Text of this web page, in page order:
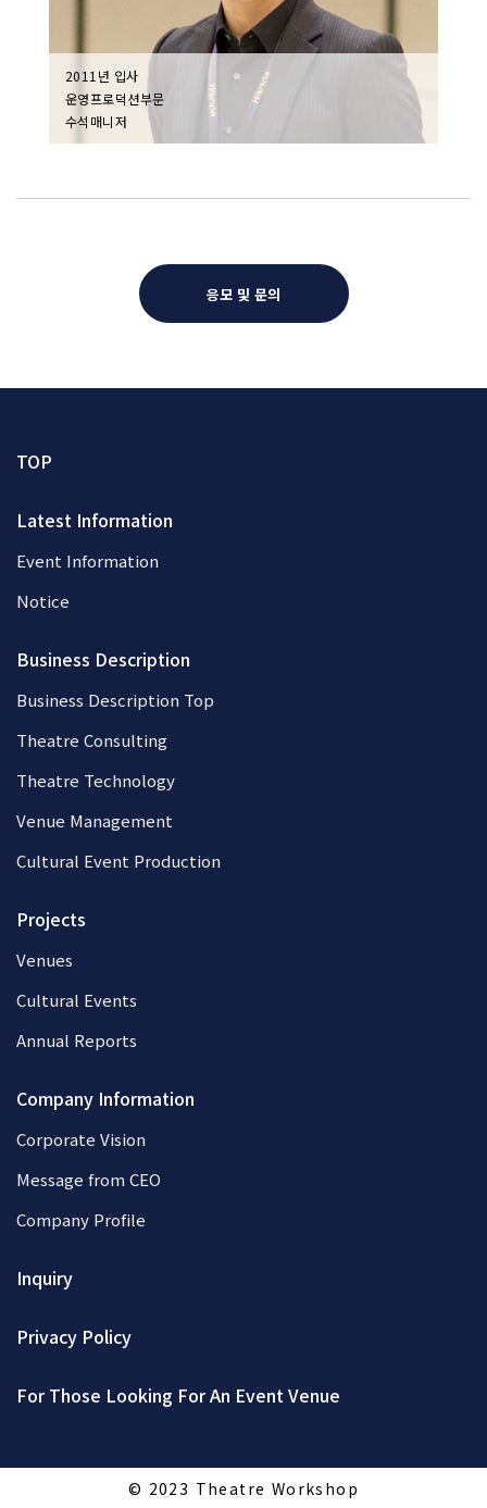
2011년 입사
운영프로덕션부문
수석매니저
응모 및 문의
TOP
Latest Information
Event Information
Notice
Business Description
Business Description Top
Theatre Consulting
Theatre Technology
Venue Management
Cultural Event Production
Projects
Venues
Cultural Events
Annual Reports
Company Information
Corporate Vision
Message from CEO
Company Profile
Inquiry
Privacy Policy
For Those Looking For An Event Venue
© 2023 Theatre Workshop